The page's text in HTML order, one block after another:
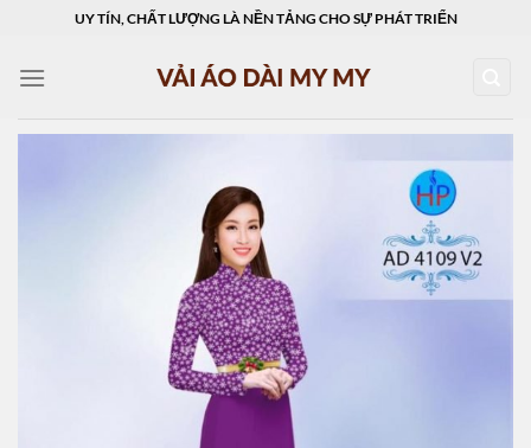
content
UY TÍN, CHẤT LƯỢNG LÀ NỀN TẢNG CHO SỰ PHÁT TRIỂN